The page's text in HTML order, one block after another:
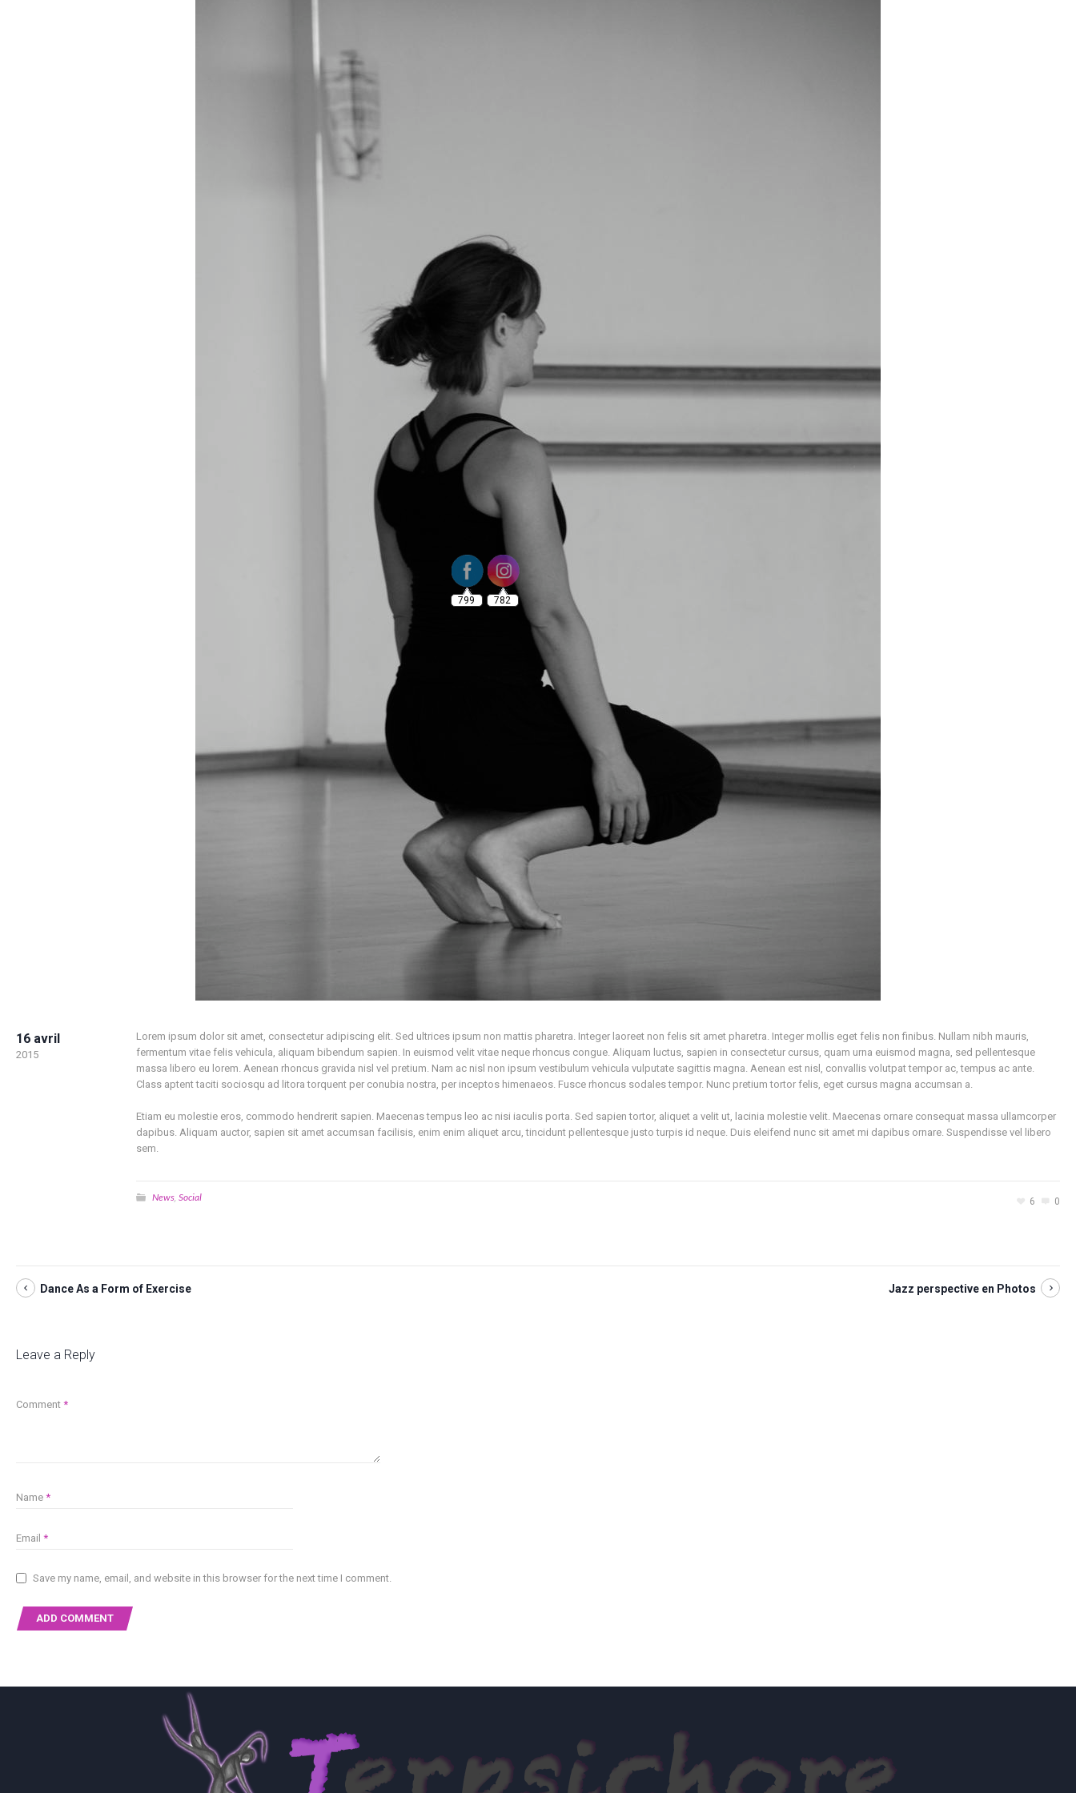
16 avril
2015
Lorem ipsum dolor sit amet, consectetur adipiscing elit. Sed ultrices ipsum non mattis pharetra. Integer laoreet non felis sit amet pharetra. Integer mollis eget felis non finibus. Nullam nibh mauris,
fermentum vitae felis vehicula, aliquam bibendum sapien. In euismod velit vitae neque rhoncus congue. Aliquam luctus, sapien in consectetur cursus, quam urna euismod magna, sed pellentesque
massa libero eu lorem. Aenean rhoncus gravida nisl vel pretium. Nam ac nisl non ipsum vestibulum vehicula vulputate sagittis magna. Aenean est nisl, convallis volutpat tempor ac, tempus ac ante.
Class aptent taciti sociosqu ad litora torquent per conubia nostra, per inceptos himenaeos. Fusce rhoncus sodales tempor. Nunc pretium tortor felis, eget cursus magna accumsan a.
Etiam eu molestie eros, commodo hendrerit sapien. Maecenas tempus leo ac nisi iaculis porta. Sed sapien tortor, aliquet a velit ut, lacinia molestie velit. Maecenas ornare consequat massa ullamcorper
dapibus. Aliquam auctor, sapien sit amet accumsan facilisis, enim enim aliquet arcu, tincidunt pellentesque justo turpis id neque. Duis eleifend nunc sit amet mi dapibus ornare. Suspendisse vel libero
sem.
6 0
News, Social
Dance As a Form of Exercise Jazz perspective en Photos
Leave a Reply
Comment *
Name *
Email *
Save my name, email, and website in this browser for the next time I comment.
799